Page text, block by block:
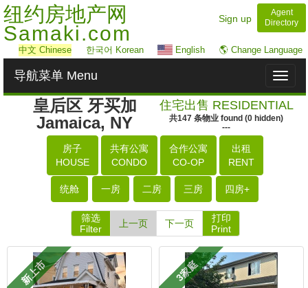
纽约房地产网
Samaki.com
Sign up
Agent
Directory
中文 Chinese 한국어 Korean English 🌎 Change Language
Toggle
导航菜单 Menu
皇后区 牙买加
Jamaica, NY
住宅出售 RESIDENTIAL
共147 条物业 found (0 hidden)
---
房子
HOUSE
共有公寓
CONDO
合作公寓
CO-OP
出租
RENT
统舱 一房 二房 三房 四房+
筛选
Filter
上一页 下一页
打印
Print
新上市 3家庭